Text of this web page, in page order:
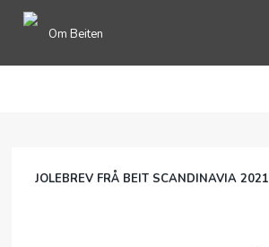
Om Beiten
GAVER
JOLEBREV FRÅ BEIT SCANDINAVIA 2021